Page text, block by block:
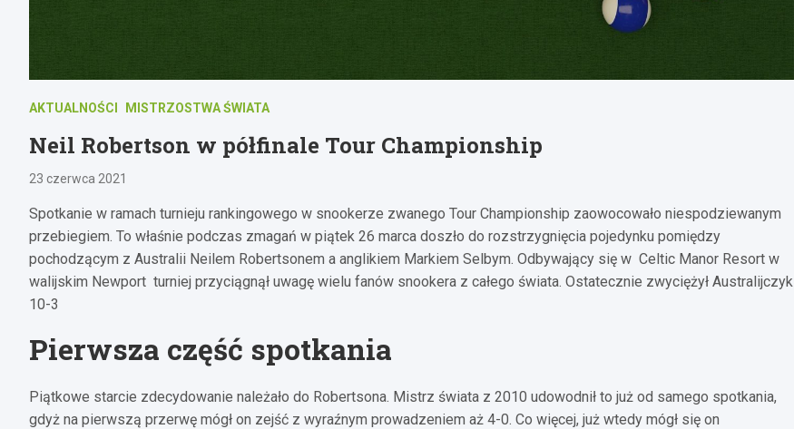
AKTUALNOŚCI MISTRZOSTWA ŚWIATA
Neil Robertson w półfinale Tour Championship
23 czerwca 2021
Spotkanie w ramach turnieju rankingowego w snookerze zwanego Tour Championship zaowocowało niespodziewanym
przebiegiem. To właśnie podczas zmagań w piątek 26 marca doszło do rozstrzygnięcia pojedynku pomiędzy
pochodzącym z Australii Neilem Robertsonem a anglikiem Markiem Selbym. Odbywający się w Celtic Manor Resort w
walijskim Newport turniej przyciągnął uwagę wielu fanów snookera z całego świata. Ostatecznie zwyciężył Australijczyk
10-3
Pierwsza część spotkania
Piątkowe starcie zdecydowanie należało do Robertsona. Mistrz świata z 2010 udowodnił to już od samego spotkania,
gdyż na pierwszą przerwę mógł on zejść z wyraźnym prowadzeniem aż 4-0. Co więcej, już wtedy mógł się on